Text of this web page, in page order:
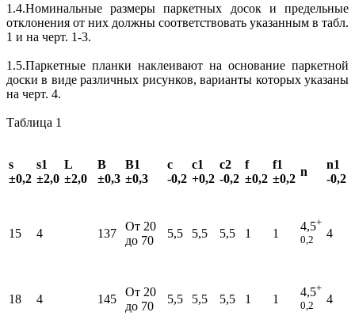
1.4.Номинальные размеры паркетных досок и предельные
отклонения от них должны соответствовать указанным в табл.
1 и на черт. 1-3.
1.5.Паркетные планки наклеивают на основание паркетной
доски в виде различных рисунков, варианты которых указаны
на черт. 4.
Таблица 1
s
±0,2
s1
±2,0
L
±2,0
B
±0,3
B1
±0,3
c
-0,2
c1
+0,2
c2
-0,2
f
±0,2
f1
±0,2
n
n1
-0,2
15 4 137
От 20
до 70
5,5 5,5 5,5 1 1
4,5+
0,2
4
18 4 145
От 20
до 70
5,5 5,5 5,5 1 1
4,5+
0,2
4